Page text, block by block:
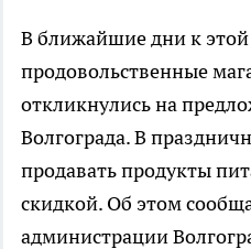
В ближайшие дни к
продовольственные
откликнулись на
Волгограда. В
продавать продукты
скидкой. Об этом
администрации